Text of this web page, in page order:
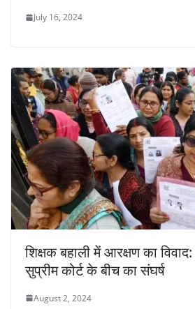
July 16, 2024
शिक्षक बहाली में आरक्षण का
सुप्रीम कोर्ट के बीच का संघर्ष
August 2, 2024